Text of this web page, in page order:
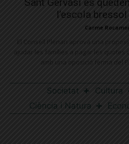
Sant Gervasi es
l’escola
Carme
El Consell Plenari aprova una
ajudar les famílies a pagar les quotes
amb una oposició ferma del
Societat Cultura
Ciència i Natura